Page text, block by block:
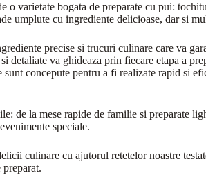
o varietate bogata de preparate cu pui:
umplute cu ingrediente delicioase, dar si
precise si trucuri culinare care va
detaliate va ghideaza prin fiecare etapa a
sunt concepute pentru a fi realizate rapid si
de la mese rapide de familie si preparate
speciale.
culinare cu ajutorul retetelor noastre
preparat.